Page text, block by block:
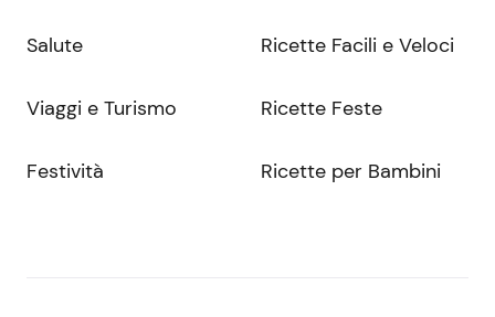
Salute
Viaggi e Turismo
Festività
Ricette Facili e Veloci
Ricette Feste
Ricette per Bambini